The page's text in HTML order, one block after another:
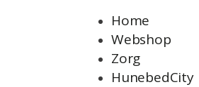
Home
Webshop
Zorg
HunebedCity